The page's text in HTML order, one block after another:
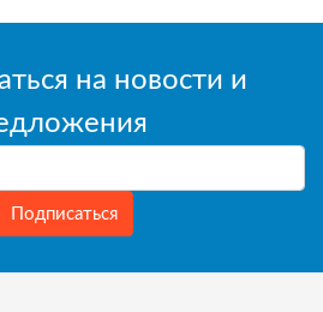
на новости и
Подписаться